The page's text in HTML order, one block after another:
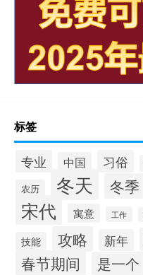
标签
专业 中国 习俗
农历 冬天 冬季
宋代 寓意 工作
技能 攻略 新年
春节期间 是一个